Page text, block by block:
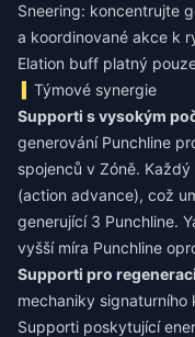
Sneering: koncentrujte
a koordinované akce k
Elation buff platný
Týmové synergie
Supporti s vysokým
generování Punchline
spojenců v Zóně.
(action advance), což
generující 3 Punchline.
vyšší míra Punchline
Supporti pro
mechaniky
Supporti poskytující